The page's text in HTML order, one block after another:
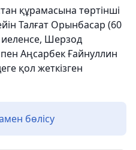
құрамасына төртінші
Талғат Орынбасар (60
иеленсе, Шерзод
пен Аңсарбек Ғайнуллин
қол жеткізген
бөлісу